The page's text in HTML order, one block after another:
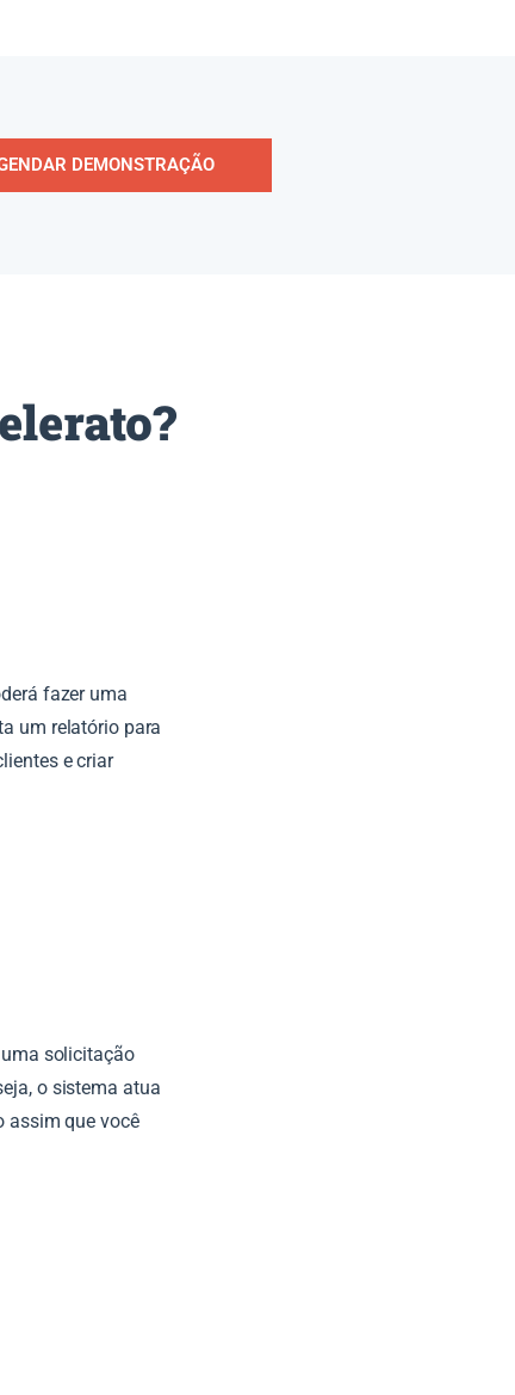
DEMONSTRAÇÃO
fazer uma
um relatório para
e criar
solicitação
o sistema atua
assim que você